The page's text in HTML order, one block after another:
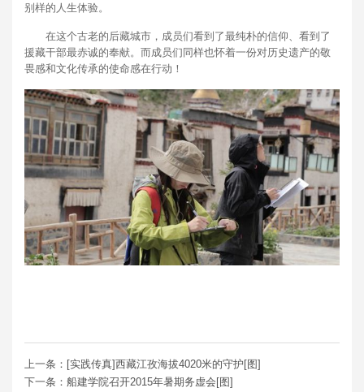
别样的人生体验。
在这个古老的后藏城市，成员们看到了最纯朴的信仰、看到了
援藏干部最赤诚的奉献。而成员们同样也怀着一份对历史遗产的敬
畏感和文化传承的使命感在行动！
上一条：[实践传真]西藏江孜海拔4020米的守护[图]
下一条：船建学院召开2015年暑期务虚会[图]